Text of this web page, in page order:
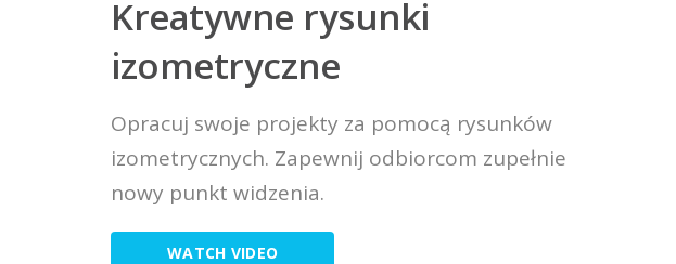
Kreatywne rysunki
izometryczne
Opracuj swoje projekty za pomocą rysunków
izometrycznych. Zapewnij odbiorcom zupełnie
nowy punkt widzenia.
WATCH VIDEO